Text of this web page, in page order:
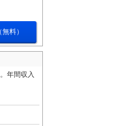
料）
年間収入